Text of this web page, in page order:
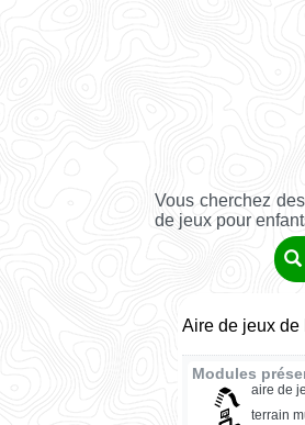
Vous cherchez
de jeux pour
Aire de jeux
Modules
aire de
terrain